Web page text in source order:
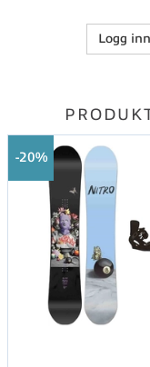
Logg
20%